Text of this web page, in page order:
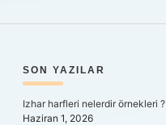
SIDEBAR
SON YAZILAR
Izhar harfleri nelerdir örnekleri ?
Haziran 1, 2026